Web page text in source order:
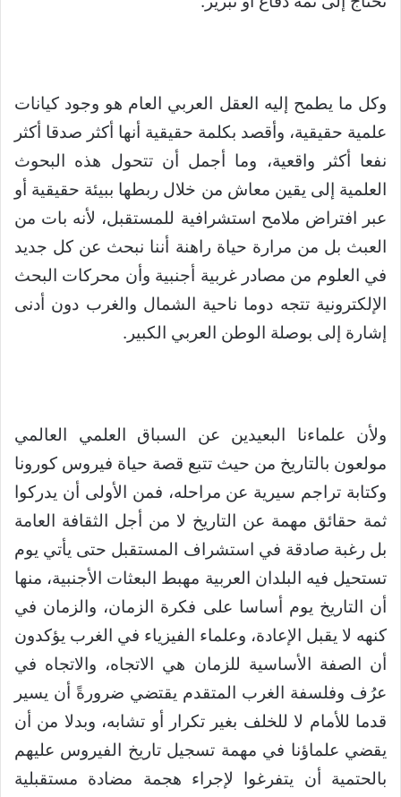
وكل ما يطمح إليه العقل العربي العام هو وجود كيانات
علمية حقيقية، وأقصد بكلمة حقيقية أنها أكثر صدقا أكثر
نفعا أكثر واقعية، وما أجمل أن تتحول هذه البحوث
العلمية إلى يقين معاش من خلال ربطها ببيئة حقيقية أو
عبر افتراض ملامح استشرافية للمستقبل، لأنه بات من
العبث بل من مرارة حياة راهنة أننا نبحث عن كل جديد
في العلوم من مصادر غربية أجنبية وأن محركات البحث
الإلكترونية تتجه دوما ناحية الشمال والغرب دون أدنى
إشارة إلى بوصلة الوطن العربي الكبير.
ولأن علماءنا البعيدين عن السباق العلمي العالمي
مولعون بالتاريخ من حيث تتبع قصة حياة فيروس كورونا
وكتابة تراجم سيرية عن مراحله، فمن الأولى أن يدركوا
ثمة حقائق مهمة عن التاريخ لا من أجل الثقافة العامة
بل رغبة صادقة في استشراف المستقبل حتى يأتي يوم
تستحيل فيه البلدان العربية مهبط البعثات الأجنبية، منها
أن التاريخ يوم أساسا على فكرة الزمان، والزمان في
كنهه لا يقبل الإعادة، وعلماء الفيزياء في الغرب يؤكدون
أن الصفة الأساسية للزمان هي الاتجاه، والاتجاه في
عرُف وفلسفة الغرب المتقدم يقتضي ضرورةً أن يسير
قدما للأمام لا للخلف بغير تكرار أو تشابه، وبدلا من أن
يقضي علماؤنا في مهمة تسجيل تاريخ الفيروس عليهم
بالحتمية أن يتفرغوا لإجراء هجمة مضادة مستقبلية